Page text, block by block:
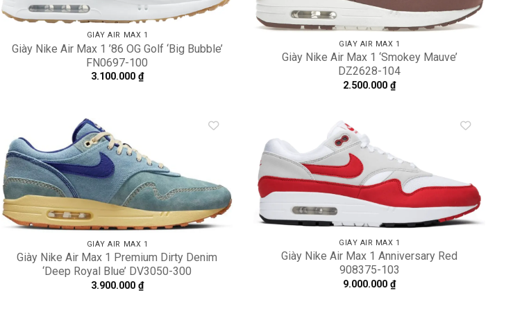
GIÀY AIR MAX 1
Giày Nike Air Max 1 ’86 OG Golf ‘Big Bubble’
FN0697-100
3.100.000 ₫
GIÀY AIR MAX 1
Giày Nike Air Max 1 ‘Smokey Mauve’
DZ2628-104
2.500.000₫
GIÀY AIR MAX 1
Giày Nike Air Max 1 Premium Dirty Denim
‘Deep Royal Blue’ DV3050-300
3.900.000 ₫
GIÀY AIR MAX 1
Giày Nike Air Max 1 Anniversary Red
908375-103
9.000.000₫